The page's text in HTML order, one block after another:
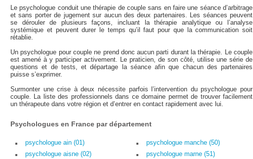
Le psychologue conduit une thérapie de couple sans en faire une séance d’arbitrage
et sans porter de jugement sur aucun des deux partenaires. Les séances peuvent
se dérouler de plusieurs façons, incluant la thérapie analytique ou l’analyse
systémique et peuvent durer le temps qu’il faut pour que la communication soit
rétablie.
Un psychologue pour couple ne prend donc aucun parti durant la thérapie. Le couple
est amené à y participer activement. Le praticien, de son côté, utilise une série de
questions et de tests, et départage la séance afin que chacun des partenaires
puisse s’exprimer.
Surmonter une crise à deux nécessite parfois l’intervention du psychologue pour
couple. La liste des professionnels dans ce domaine permet de trouver facilement
un thérapeute dans votre région et d’entrer en contact rapidement avec lui.
Psychologues en France par département
psychologue ain (01)
psychologue aisne (02)
psychologue manche (50)
psychologue marne (51)